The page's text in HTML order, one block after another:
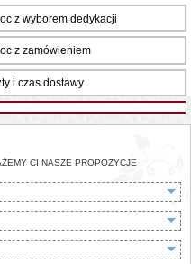
z wyborem dedykacji
z zamówieniem
i czas dostawy
CI NASZE PROPOZYCJE